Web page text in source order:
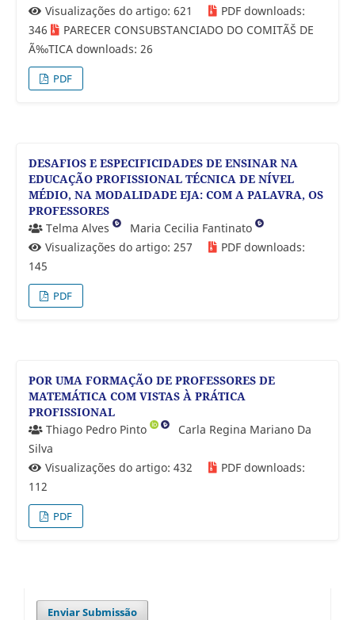
Visualizações do artigo: 621
PDF downloads:
346
PARECER CONSUBSTANCIADO DO COMITÃŠ DE
Ã‰TICA downloads: 26
PDF
DESAFIOS E ESPECIFICIDADES DE ENSINAR NA
EDUCAÇÃO PROFISSIONAL TÉCNICA DE NÍVEL
MÉDIO, NA MODALIDADE EJA: COM A PALAVRA, OS
PROFESSORES
Telma Alves
Maria Cecilia Fantinato
Visualizações do artigo: 257
PDF downloads:
145
PDF
POR UMA FORMAÇÃO DE PROFESSORES DE
MATEMÁTICA COM VISTAS À PRÁTICA
PROFISSIONAL
Thiago Pedro Pinto
Carla Regina Mariano Da
Silva
Visualizações do artigo: 432
PDF downloads:
112
PDF
Enviar Submissão